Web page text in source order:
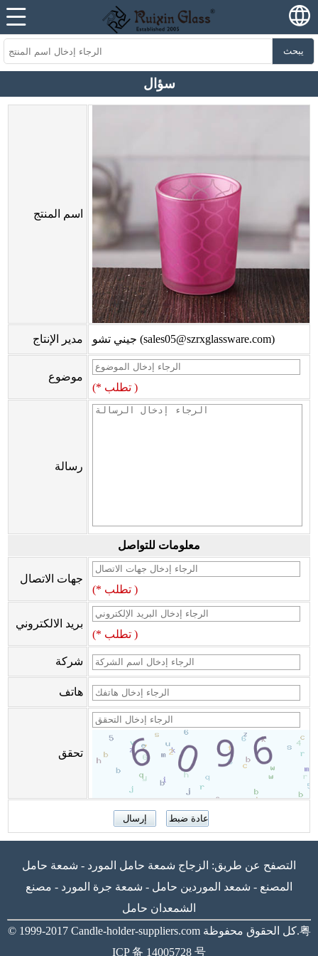
يبحث
سؤال
اسم المنتج
مدير الإنتاج جيني تشو (sales05@szrxglassware.com)
موضوع
(* تطلب )
رسالة
معلومات للتواصل
جهات الاتصال
(* تطلب )
بريد الالكتروني
(* تطلب )
شركة
هاتف
تحقق
التصفح عن طريق: الزجاج شمعة حامل المورد - شمعة حامل
المصنع - شمعد الموردين حامل - شمعة جرة المورد - مصنع
الشمعدان حامل
© 1999-2017 Candle-holder-suppliers.com كل الحقوق محفوظة.粤
ICP 备 14005728 号